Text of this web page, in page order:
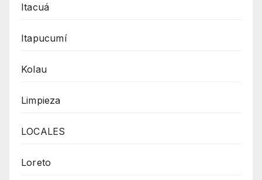
Itacuá
Itapucumí
Kolau
Limpieza
LOCALES
Loreto